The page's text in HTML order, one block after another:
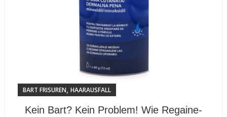
BART FRISUREN, HAARAUSFALL
Kein Bart? Kein Problem! Wie Regaine-